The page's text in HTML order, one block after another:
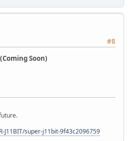
#8
Soon)
J11BIT/super-j11bit-9f43c2096759